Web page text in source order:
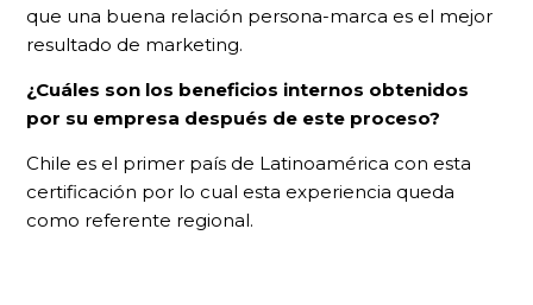
que una buena relación persona-marca es el mejor
resultado de marketing.
¿Cuáles son los beneficios internos obtenidos
por su empresa después de este proceso?
Chile es el primer país de Latinoamérica con esta
certificación por lo cual esta experiencia queda
como referente regional.